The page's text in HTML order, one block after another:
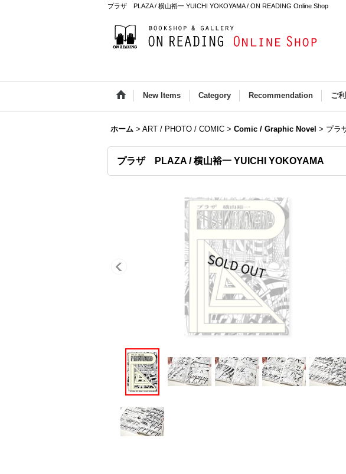
プラザ PLAZA / 横山裕一 YUICHI YOKOYAMA / ON READING Online Shop
New Items Category Recommendation ご
ホーム > ART / PHOTO / COMIC > Comic / Graphic Novel > プラ
プラザ PLAZA / 横山裕一 YUICHI YOKOYAMA